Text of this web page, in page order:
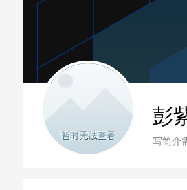
彭
写简介